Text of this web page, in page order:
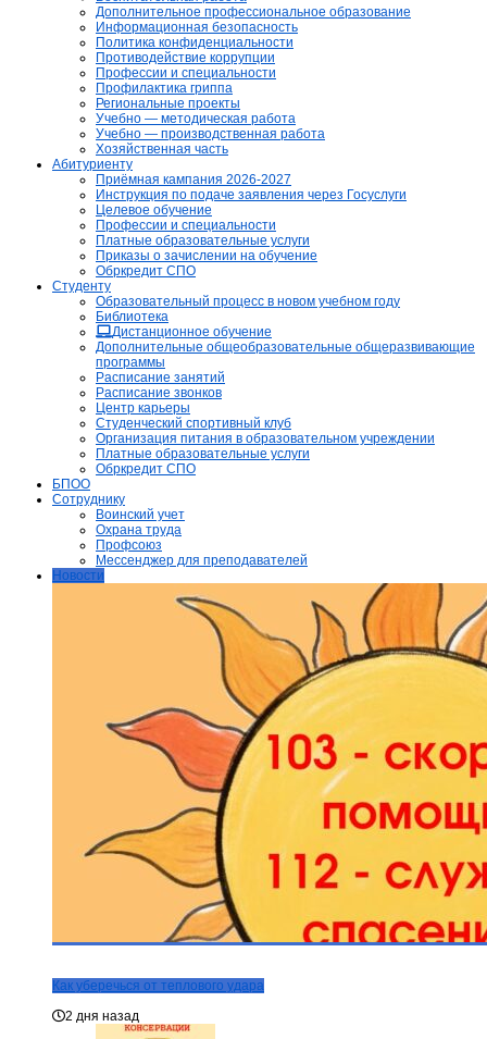
Дополнительное профессиональное образование
Информационная безопасность
Политика конфиденциальности
Противодействие коррупции
Профессии и специальности
Профилактика гриппа
Региональные проекты
Учебно — методическая работа
Учебно — производственная работа
Хозяйственная часть
Абитуриенту
Приёмная кампания 2026-2027
Инструкция по подаче заявления через Госуслуги
Целевое обучение
Профессии и специальности
Платные образовательные услуги
Приказы о зачислении на обучение
Обркредит СПО
Студенту
Образовательный процесс в новом учебном году
Библиотека
Дистанционное обучение
Дополнительные общеобразовательные общеразвивающие
программы
Расписание занятий
Расписание звонков
Центр карьеры
Студенческий спортивный клуб
Организация питания в образовательном учреждении
Платные образовательные услуги
Обркредит СПО
БПОО
Сотруднику
Воинский учет
Охрана труда
Профсоюз
Мессенджер для преподавателей
Новости
Как уберечься от теплового удара
2 дня назад